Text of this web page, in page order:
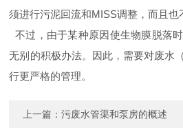
须进行污泥回流和MISS调整，而且也
不过，由于某种原因使生物膜脱落
无别的积极办法。因此，需要对废水（
行更严格的管理。
上一篇：污废水管渠和泵房的概述